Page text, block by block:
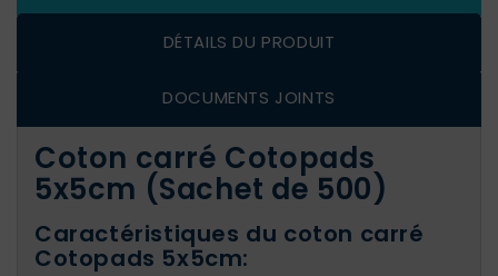
DÉTAILS DU PRODUIT
DOCUMENTS JOINTS
Coton carré Cotopads
5x5cm (Sachet de 500)
Caractéristiques du coton carré
Cotopads 5x5cm: